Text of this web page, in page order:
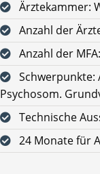
Ärztekammer:
Anzahl der
Anzahl der
Schwerpunkte:
Psychosom.
Technische
24 Monate für